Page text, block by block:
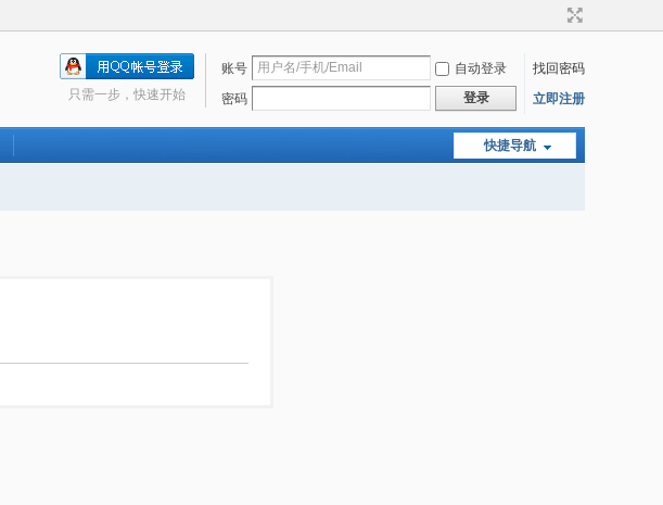
账号 自动登录
找回密码
密码
登录 立即注册
只需一步，快速开始
快捷导航